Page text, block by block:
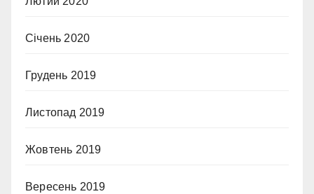
Січень 2020
Грудень 2019
Листопад 2019
Жовтень 2019
Вересень 2019